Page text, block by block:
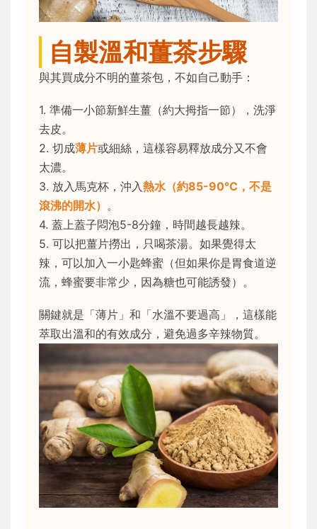
自製溫和薑茶步驟
與其買成分不明的薑茶包，不如自己動手：
1. 準備一小節新鮮生薑（約大拇指一節），洗淨
去皮。
2. 切成薄片或細絲，這樣容易釋放成分又不會
太濃。
3. 放入馬克杯，沖入熱水（約85-90°C，不是
滾沸的開水） 。
4. 蓋上蓋子悶泡5-8分鐘，時間越長越辣。
5. 可以把薑片撈出，只喝茶湯。如果覺得太
辣，可以加入一小匙蜂蜜（但如果你是胃食道逆
流，蜂蜜要非常少，因為糖也可能誘發）。
關鍵就是「薄片」和「水溫不要過高」，這樣能
萃取出溫和的有效成分，避免過多辛辣物質。